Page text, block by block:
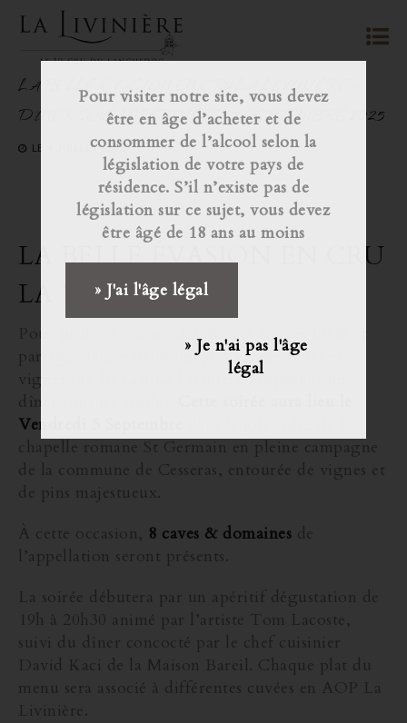
Pour visiter notre site, vous devez
être en âge d’acheter et de
consommer de l’alcool selon la
législation de votre pays de
résidence. S’il n’existe pas de
législation sur ce sujet, vous devez
être âgé de 18 ans au moins
» J'ai l'âge légal
» Je n'ai pas l'âge
légal
LA BELLE ÉVASION EN CRU LA LIVINIÈRE –
DÎNER SOUS LES ÉTOILES – 5 SEPTEMBRE 2025
LE 4 JUILLET 2025
LA BELLE ÉVASION EN CRU
LA LIVINIÈRE
Pour profiter encore des douces soirées d’été et
partager leur patrimoine, les vigneronnes et
vignerons du Cru La Livinière proposent un
dîner sous les étoiles.
Vendredi 5 Septembre
chapelle romane St Germain en pleine campagne
de la commune de Cesseras, entourée de vignes et
de pins majestueux.
À cette occasion, 8 caves & domaines de
l’appellation seront présents.
La soirée débutera par un apéritif dégustation de
19h à 20h30 animé par l’artiste Tom Lacoste,
suivi du dîner concocté par le chef cuisinier
David Kaci de la Maison Bareil. Chaque plat du
menu sera associé à différentes cuvées en AOP La
Livinière.